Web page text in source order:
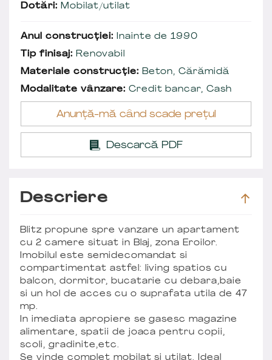
Dotări: Mobilat/utilat
Anul construcției: Inainte de 1990
Tip finisaj: Renovabil
Materiale construcție: Beton, Cărămidă
Modalitate vânzare: Credit bancar, Cash
Anunță-mă când scade prețul
Descarcă PDF
Descriere
Blitz propune spre vanzare un apartament
cu 2 camere situat in Blaj, zona Eroilor.
Imobilul este semidecomandat si
compartimentat astfel: living spatios cu
balcon, dormitor, bucatarie cu debara,baie
si un hol de acces cu o suprafata utila de 47
mp.
In imediata apropiere se gasesc magazine
alimentare, spatii de joaca pentru copii,
scoli, gradinite,etc.
Se vinde complet mobilat si utilat. Ideal